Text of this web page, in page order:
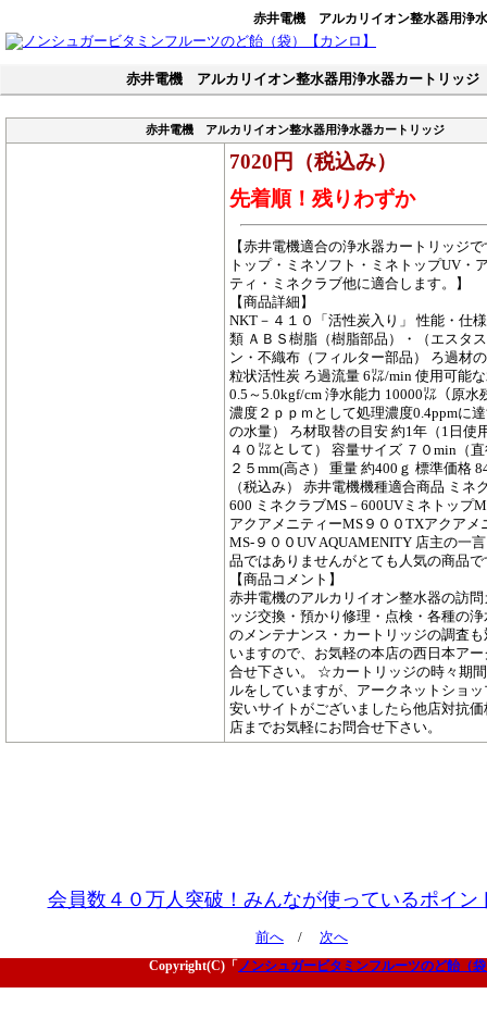
赤井電機 アルカリイオン整水器用浄
赤井電機 アルカリイオン整水器用浄水器カートリッジ
赤井電機 アルカリイオン整水器用浄水器カートリッジ
7020円（税込み）
先着順！残りわずか
【赤井電機適合の浄水器カートリッジ
トップ・ミネソフト・ミネトップUV・
ティ・ミネクラブ他に適合します。】
【商品詳細】
NKT－４１０「活性炭入り」 性能・仕
類 ＡＢＳ樹脂（樹脂部品）・（エスタ
ン・不織布（フィルター部品） ろ過材
粒状活性炭 ろ過流量 6㍑/min 使用可能
0.5～5.0kgf/cm 浄水能力 10000㍑（原水
濃度２ｐｐｍとして処理濃度0.4ppmに
の水量） ろ材取替の目安 約1年（1日使
４０㍑として） 容量サイズ ７０min（
２５mm(高さ） 重量 約400ｇ 標準価格
（税込み） 赤井電機機種適合商品 ミネ
600 ミネクラブMS－600UVミネトップ
アクアメニティーMS９００TXアクアメ
MS-９００UV AQUAMENITY 店主の一
品ではありませんがとても人気の商品で
【商品コメント】
赤井電機のアルカリイオン整水器の訪
ッジ交換・預かり修理・点検・各種の
のメンテナンス・カートリッジの調査
いますので、お気軽の本店の西日本ア
合せ下さい。 ☆カートリッジの時々期
ルをしていますが、アークネットショ
安いサイトがございましたら他店対抗
店までお気軽にお問合せ下さい。
会員数４０万人突破！みんなが使っているポイン
前へ / 次へ
Copyright(C)「 ノンシュガービタミンフルーツのど飴（